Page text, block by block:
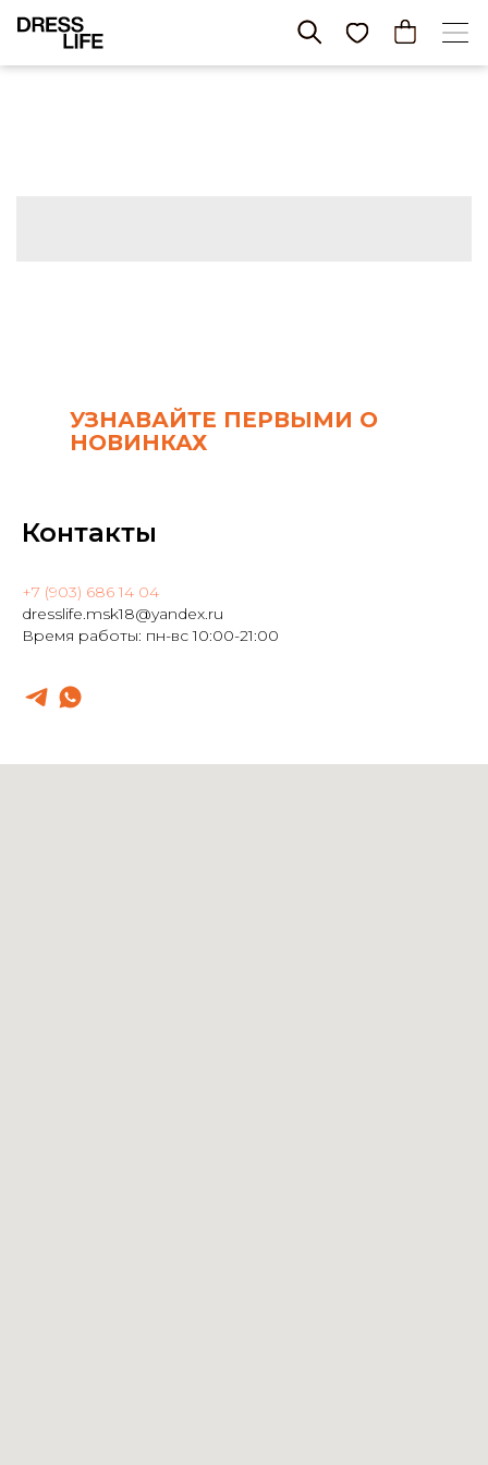
УЗНАВАЙТЕ ПЕРВЫМИ О
НОВИНКАХ
Контакты
+7 (903) 686 14 04
dresslife.msk18@yandex.ru
Время работы: пн-вс 10:00-21:00